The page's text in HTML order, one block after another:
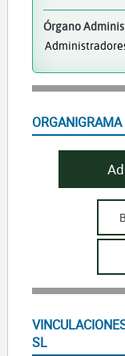
Órgano
SL